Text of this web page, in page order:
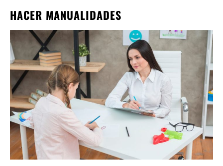
HACER MANUALIDADES